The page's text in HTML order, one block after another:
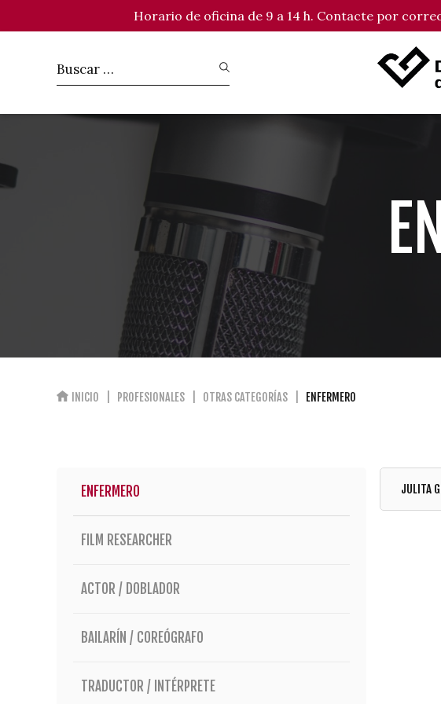
Horario de oficina de 9 a 14 h. Contacte por
INICIO PROFESIONALES OTRAS CATEGORÍAS ENFERMERO
ENFERMERO
FILM RESEARCHER
ACTOR / DOBLADOR
BAILARÍN / COREÓGRAFO
TRADUCTOR / INTÉRPRETE
JULITA